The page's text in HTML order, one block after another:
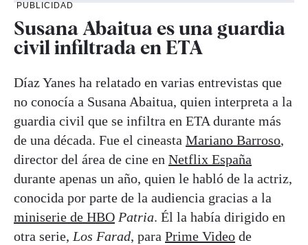
PUBLICIDAD
Susana Abaitua es una guardia
civil infiltrada en ETA
Díaz Yanes ha relatado en varias entrevistas que
no conocía a Susana Abaitua, quien interpreta a la
guardia civil que se infiltra en ETA durante más
de una década. Fue el cineasta Mariano Barroso,
director del área de cine en Netflix España
durante apenas un año, quien le habló de la actriz,
conocida por parte de la audiencia gracias a la
miniserie de HBO Patria. Él la había dirigido en
otra serie, Los Farad, para Prime Video de